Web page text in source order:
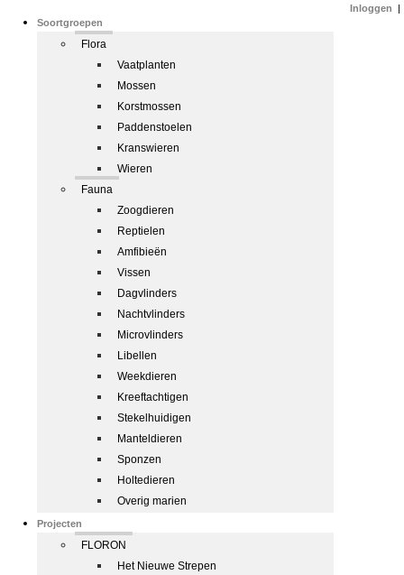
Soortgroepen
Flora
Vaatplanten
Mossen
Korstmossen
Paddenstoelen
Kranswieren
Wieren
Fauna
Zoogdieren
Reptielen
Amfibieën
Vissen
Dagvlinders
Nachtvlinders
Microvlinders
Libellen
Weekdieren
Kreeftachtigen
Stekelhuidigen
Manteldieren
Sponzen
Holtedieren
Overig marien
Projecten
FLORON
Het Nieuwe Strepen
Inloggen |